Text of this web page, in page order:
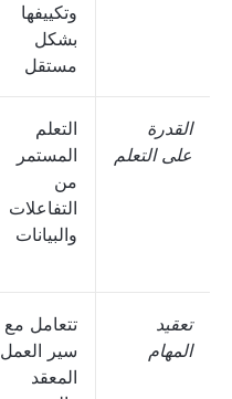
وتكييفها
بشكل
مستقل
القدرة
على التعلم
التعلم
المستمر
من
التفاعلات
والبيانات
تعقيد
المهام
تتعامل مع
سير العمل
المعقد